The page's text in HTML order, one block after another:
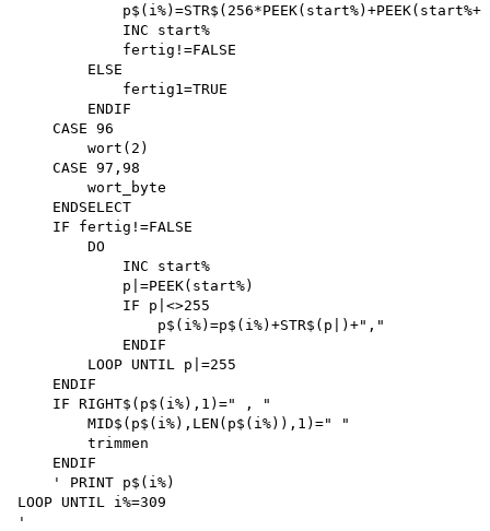
            INC start%
            fertig!=FALSE
        ELSE
            fertig1=TRUE
        ENDIF
    CASE 96
        wort(2)
    CASE 97,98
        wort_byte
    ENDSELECT
    IF fertig!=FALSE
        DO
            INC start%
            p|=PEEK(start%)
            IF p|<>255
                p$(i%)=p$(i%)+STR$(p|)+","
            ENDIF
        LOOP UNTIL p|=255
    ENDIF
    IF RIGHT$(p$(i%),1)=" , "
        MID$(p$(i%),LEN(p$(i%)),1)=" "
        trimmen
    ENDIF
    ' PRINT p$(i%)
LOOP UNTIL i%=309
'